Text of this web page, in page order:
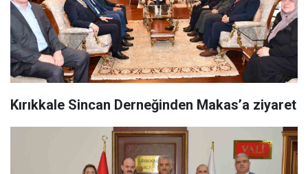
Kırıkkale Sincan Derneğinden Makas’a ziyaret